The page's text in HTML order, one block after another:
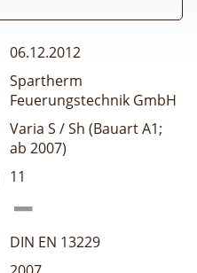
06.12.2012
Spartherm
Feuerungstechnik GmbH
Varia S / Sh (Bauart A1;
ab 2007)
11
DIN EN 13229